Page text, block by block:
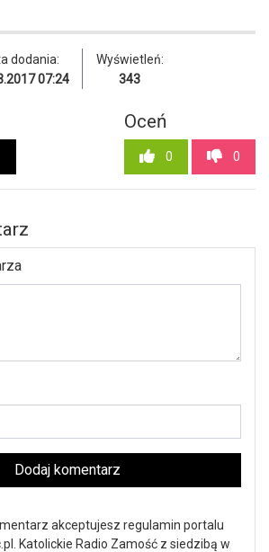
dodania:
07:24
Wyświetleń:
343
Oceń
0 0
Dodaj komentarz
akceptujesz regulamin portalu
Katolickie Radio Zamość z siedzibą w